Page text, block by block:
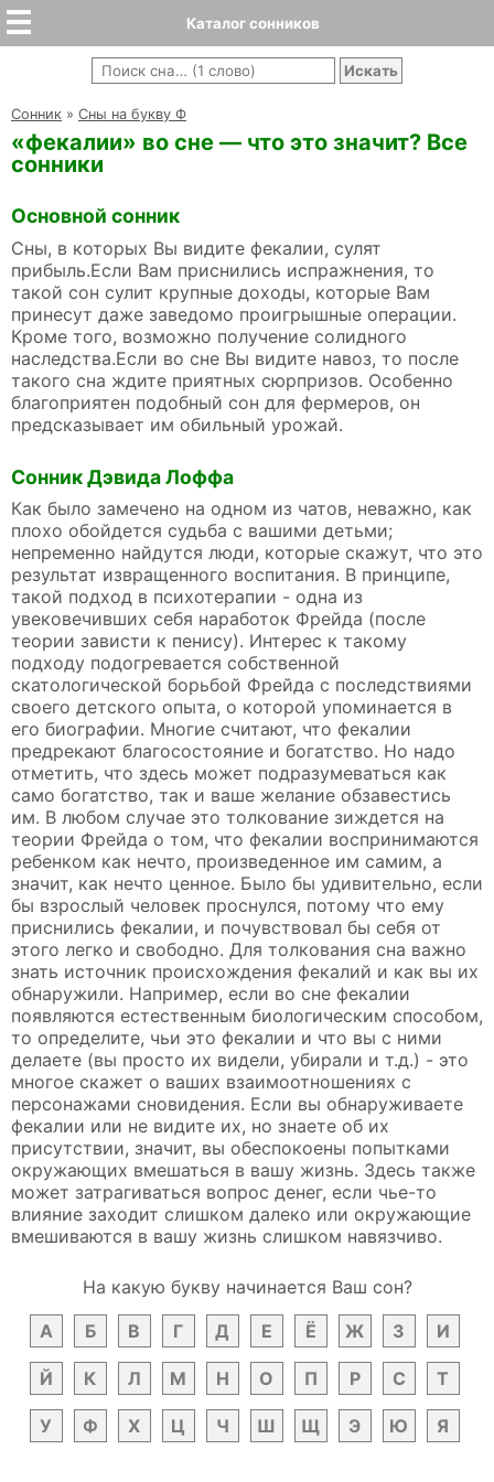
Каталог сонников
Cонник » Сны на букву Ф
«фекалии» во сне — что это значит? Все
сонники
Основной сонник
Сны, в которых Вы видите фекалии, сулят
прибыль.Если Вам приснились испражнения, то
такой сон сулит крупные доходы, которые Вам
принесут даже заведомо проигрышные операции.
Кроме того, возможно получение солидного
наследства.Если во сне Вы видите навоз, то после
такого сна ждите приятных сюрпризов. Особенно
благоприятен подобный сон для фермеров, он
предсказывает им обильный урожай.
Сонник Дэвида Лоффа
Как было замечено на одном из чатов, неважно, как
плохо обойдется судьба с вашими детьми;
непременно найдутся люди, которые скажут, что это
результат извращенного воспитания. В принципе,
такой подход в психотерапии - одна из
увековечивших себя наработок Фрейда (после
теории зависти к пенису). Интерес к такому
подходу подогревается собственной
скатологической борьбой Фрейда с последствиями
своего детского опыта, о которой упоминается в
его биографии. Многие считают, что фекалии
предрекают благосостояние и богатство. Но надо
отметить, что здесь может подразумеваться как
само богатство, так и ваше желание обзавестись
им. В любом случае это толкование зиждется на
теории Фрейда о том, что фекалии воспринимаются
ребенком как нечто, произведенное им самим, а
значит, как нечто ценное. Было бы удивительно, если
бы взрослый человек проснулся, потому что ему
приснились фекалии, и почувствовал бы себя от
этого легко и свободно. Для толкования сна важно
знать источник происхождения фекалий и как вы их
обнаружили. Например, если во сне фекалии
появляются естественным биологическим способом,
то определите, чьи это фекалии и что вы с ними
делаете (вы просто их видели, убирали и т.д.) - это
многое скажет о ваших взаимоотношениях с
персонажами сновидения. Если вы обнаруживаете
фекалии или не видите их, но знаете об их
присутствии, значит, вы обеспокоены попытками
окружающих вмешаться в вашу жизнь. Здесь также
может затрагиваться вопрос денег, если чье-то
влияние заходит слишком далеко или окружающие
вмешиваются в вашу жизнь слишком навязчиво.
На какую букву начинается Ваш сон?
А
Б В Г Д Е Ё Ж З И
Й К Л М Н О П Р С Т
У Ф Х Ц Ч Ш Щ Э Ю Я